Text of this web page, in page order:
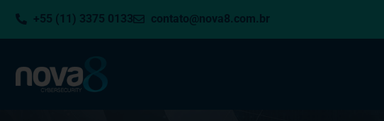
+55 (11) 3375 0133 contato@nova8.com.br